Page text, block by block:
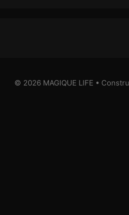
© 2026 MAGIQUE LIFE •